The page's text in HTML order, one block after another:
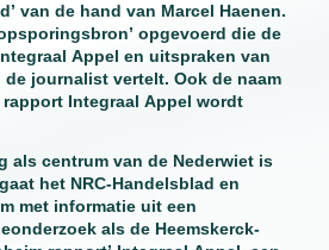
van de hand van Marcel Haenen.
opgevoerd die de
Appel en uitspraken van
de journalist vertelt. Ook de naam
Integraal Appel wordt
als centrum van de Nederwiet is
het NRC-Handelsblad en
met informatie uit een
als de Heemskerck-